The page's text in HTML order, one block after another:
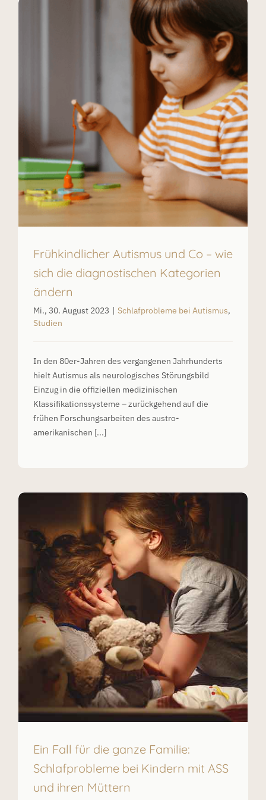
Frühkindlicher Autismus und Co – wie
sich die diagnostischen Kategorien
ändern
Mi., 30. August 2023 Schlafprobleme bei Autismus,
Studien
In den 80er-Jahren des vergangenen Jahrhunderts
hielt Autismus als neurologisches Störungsbild
Einzug in die offiziellen medizinischen
Klassifikationssysteme – zurückgehend auf die
frühen Forschungsarbeiten des austro-
amerikanischen [...]
Ein Fall für die ganze Familie:
Schlafprobleme bei Kindern mit ASS
und ihren Müttern